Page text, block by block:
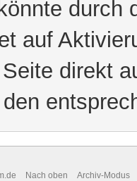
durch
auf
direkt
Nach oben Archiv-Modus